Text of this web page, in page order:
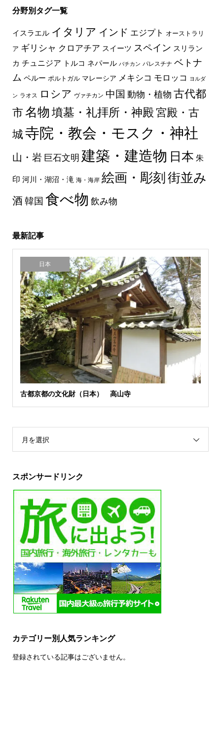
分野別タグ一覧
イスラエル イタリア インド エジプト オーストラリ
ア ギリシャ クロアチア スイーツ スペイン スリラン
カ チュニジア トルコ ネパール バチカン パレスチナ ベトナ
ム ペルー ポルトガル マレーシア メキシコ モロッコ ヨルダ
ン ラオス ロシア ヴァチカン 中国 動物・植物 古代都
市 名物 墳墓・礼拝所・神殿宮殿・古
城 寺院・教会・モスク・神社
山・岩 巨石文明 建築・建造物 日本 朱
印 河川・湖沼・滝 海・海岸 絵画・彫刻 街並み
酒韓国 食べ物 飲み物
最新記事
日本
古都京都の文化財（日本） 高山寺
月を選択
スポンサードリンク
カテゴリー別人気ランキング
登録されている記事はございません。